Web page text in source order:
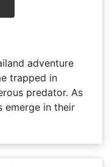
adventure
trapped in
predator. As
emerge in their